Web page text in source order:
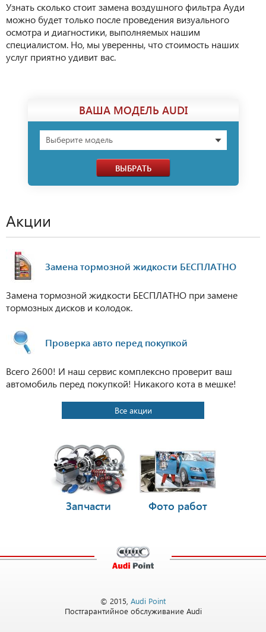
ВАША МОДЕЛЬ AUDI
Выберите модель
ВЫБРАТЬ
Акции
Замена тормозной жидкости БЕСПЛАТНО
Замена тормозной жидкости БЕСПЛАТНО при замене
тормозных дисков и колодок.
Проверка авто перед покупкой
Всего 2600! И наш сервис комплексно проверит ваш
автомобиль перед покупкой! Никакого кота в мешке!
Все акции
Запчасти Фото работ
Узнать сколько стоит замена воздушного фильтра Ауди
можно будет только после проведения визуального
осмотра и диагностики, выполняемых нашим
специалистом. Но, мы уверенны, что стоимость наших
услуг приятно удивит вас.
© 2015, Audi Point
Постгарантийное обслуживание Audi